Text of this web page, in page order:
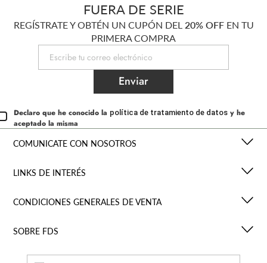
FUERA DE SERIE
REGÍSTRATE Y OBTÉN UN CUPÓN DEL 20% OFFEN TU
PRIMERA COMPRA
Enviar
Declaro que he conocido la política de tratamiento de datos y he
aceptado la misma
COMUNICATE CON NOSOTROS
LINKS DE INTERÉS
CONDICIONES GENERALES DE VENTA
SOBRE FDS